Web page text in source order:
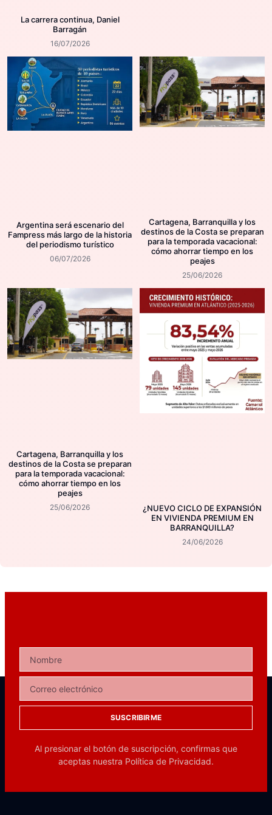
La carrera continua, Daniel
Barragán
16/07/2026
Argentina será escenario del
Fampress más largo de la historia
del periodismo turístico
06/07/2026
Cartagena, Barranquilla y los
destinos de la Costa se preparan
para la temporada vacacional:
cómo ahorrar tiempo en los
peajes
25/06/2026
Cartagena, Barranquilla y los
destinos de la Costa se preparan
para la temporada vacacional:
cómo ahorrar tiempo en los
peajes
25/06/2026
¿NUEVO CICLO DE EXPANSIÓN
EN VIVIENDA PREMIUM EN
BARRANQUILLA?
24/06/2026
SUSCRIBIRME
Al presionar el botón de suscripción, confirmas que
aceptas nuestra Política de Privacidad.